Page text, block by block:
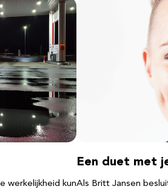
werkelijkheid kun
Een duet met
Als Britt Jansen